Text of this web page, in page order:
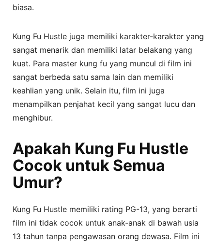
biasa.
Kung Fu Hustle juga memiliki karakter-karakter yang
sangat menarik dan memiliki latar belakang yang
kuat. Para master kung fu yang muncul di film ini
sangat berbeda satu sama lain dan memiliki
keahlian yang unik. Selain itu, film ini juga
menampilkan penjahat kecil yang sangat lucu dan
menghibur.
Apakah Kung Fu Hustle
Cocok untuk Semua
Umur?
Kung Fu Hustle memiliki rating PG-13, yang berarti
film ini tidak cocok untuk anak-anak di bawah usia
13 tahun tanpa pengawasan orang dewasa. Film ini